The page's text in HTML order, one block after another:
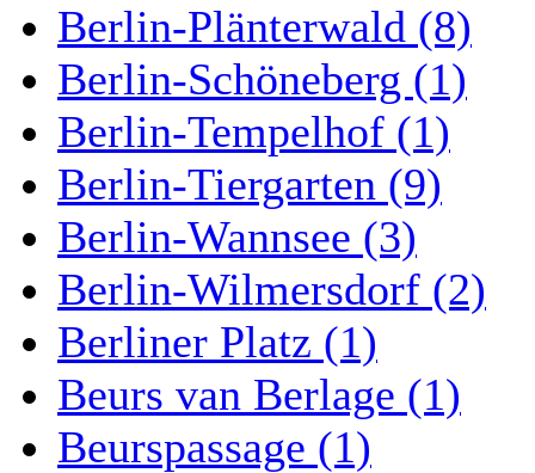
Berlin-Plänterwald (8)
Berlin-Schöneberg (1)
Berlin-Tempelhof (1)
Berlin-Tiergarten (9)
Berlin-Wannsee (3)
Berlin-Wilmersdorf (2)
Berliner Platz (1)
Beurs van Berlage (1)
Beurspassage (1)